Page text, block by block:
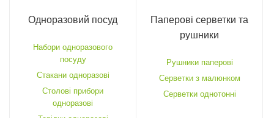
Одноразовий посуд
Набори одноразового
посуду
Стакани одноразові
Столові прибори
одноразові
Паперові серветки та
рушники
Рушники паперові
Серветки з малюнком
Серветки однотонні